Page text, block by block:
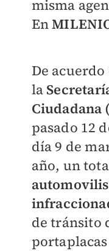
misma
En
De
la
Ciudadana
pasado 12
día 9 de
año, un
de tránsito